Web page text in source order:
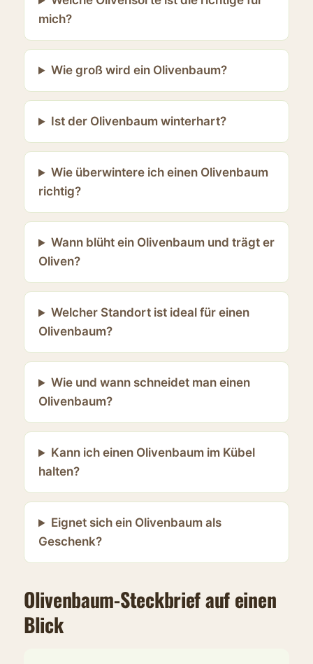
mich?
Wie groß wird ein Olivenbaum?
Ist der Olivenbaum winterhart?
Wie überwintere ich einen Olivenbaum
richtig?
Wann blüht ein Olivenbaum und trägt er
Oliven?
Welcher Standort ist ideal für einen
Olivenbaum?
Wie und wann schneidet man einen
Olivenbaum?
Kann ich einen Olivenbaum im Kübel
halten?
Eignet sich ein Olivenbaum als
Geschenk?
Olivenbaum-Steckbrief auf einen
Blick